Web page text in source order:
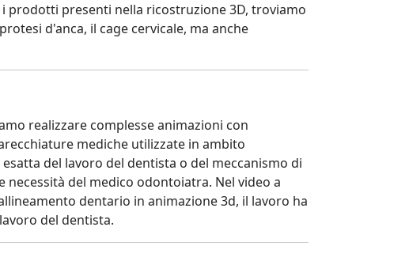
prodotti presenti nella ricostruzione 3D, troviamo
d'anca, il cage cervicale, ma anche
realizzare complesse animazioni con
mediche utilizzate in ambito
del lavoro del dentista o del meccanismo di
del medico odontoiatra. Nel video a
dentario in animazione 3d, il lavoro ha
del dentista.